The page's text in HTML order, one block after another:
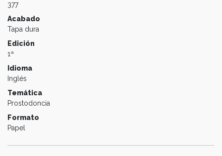
377
Acabado
Tapa dura
Edición
1ª
Idioma
Inglés
Temática
Prostodoncia
Formato
Papel